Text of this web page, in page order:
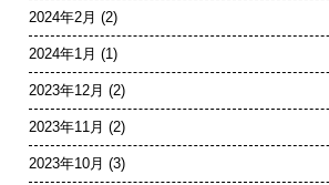
2024年2月 (2)
2024年1月 (1)
2023年12月 (2)
2023年11月 (2)
2023年10月 (3)